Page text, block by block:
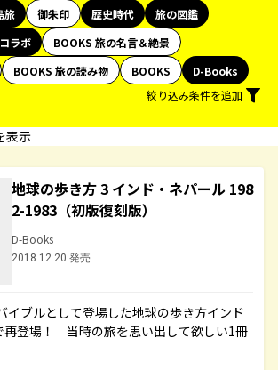
旅 御朱印 歴史時代
旅の図鑑
ラボ
BOOKS 旅の名言＆絶景
BOOKS 旅の読み物 BOOKS
D-Books
絞り込み条件を追加
表示
地球の歩き方 3 インド・ネパール 198
2-1983（初版復刻版）
D-Books
2018.12.20 発売
イブルとして登場した地球の歩き方インド
再登場！ 当時の旅を思い出して欲しい1冊